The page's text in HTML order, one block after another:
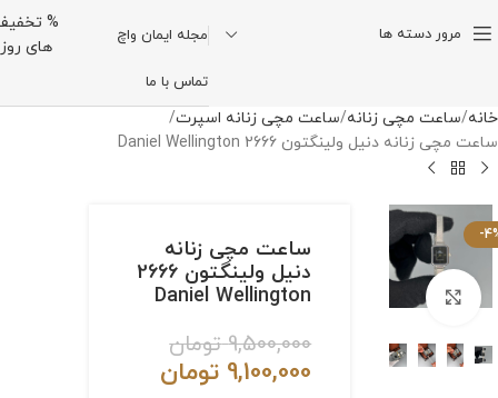
مرور دسته ها مجله ایمان واچ
تماس با ما
%
های روز
خانه ساعت مچی زنانه ساعت مچی زنانه اسپرت
ساعت مچی زنانه دنیل ولینگتون 2666 Daniel Wellington
-
برای بزرگنمایی کلیک کنید
ساعت مچی زنانه
دنیل ولینگتون 2666
Daniel Wellington
9,500,000 تومان
9,100,000 تومان